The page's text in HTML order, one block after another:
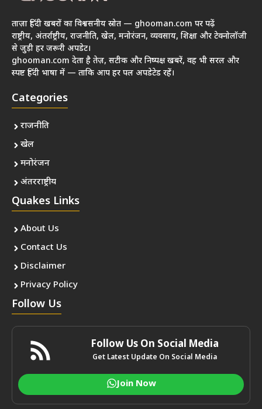
ताज़ा हिंदी खबरों का विश्वसनीय स्रोत — ghooman.com पर पढ़ें
राष्ट्रीय, अंतर्राष्ट्रीय, राजनीति, खेल, मनोरंजन, व्यवसाय, शिक्षा और टेक्नोलॉजी
से जुड़ी हर जरूरी अपडेट।
ghooman.com देता है तेज़, सटीक और निष्पक्ष खबरें, वह भी सरल और
स्पष्ट हिंदी भाषा में — ताकि आप हर पल अपडेटेड रहें।
Categories
राजनीति
खेल
मनोरंजन
अंतरराष्ट्रीय
Quakes Links
About Us
Contact Us
Disclaimer
Privacy Policy
Follow Us
Follow Us On Social Media
Get Latest Update On Social Media
Join Now